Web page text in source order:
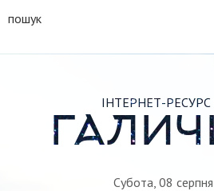
пошук
ІНТЕРНЕТ-РЕСУРС
Субота, 08